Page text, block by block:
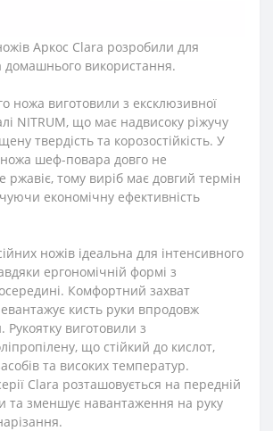
Аркос Clara розробили для
домашнього використання.
ножа виготовили з ексклюзивної
NITRUM, що має надвисоку ріжучу
твердість та корозостійкість. У
ножа шеф-повара довго не
ржавіє, тому виріб має довгий термін
економічну ефективність
ножів ідеальна для інтенсивного
ергономічній формі з
Комфортний захват
кисть руки впродовж
Рукоятку виготовили з
що стійкий до кислот,
та високих температур.
Clara розташовується на передній
та зменшує навантаження на руку